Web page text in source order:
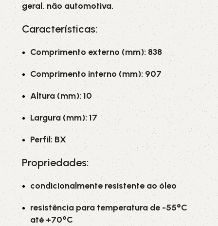
geral, não automotiva.
Características:
Comprimento externo (mm): 838
Comprimento interno (mm): 907
Altura (mm): 10
Largura (mm): 17
Perfil: BX
Propriedades:
condicionalmente resistente ao óleo
resistência para temperatura de -55°C
até +70°C